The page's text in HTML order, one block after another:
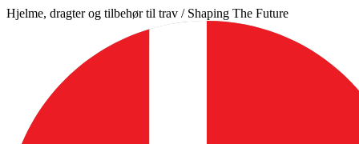
Videre
Hjelme, dragter og tilbehør til trav / Shaping The Future